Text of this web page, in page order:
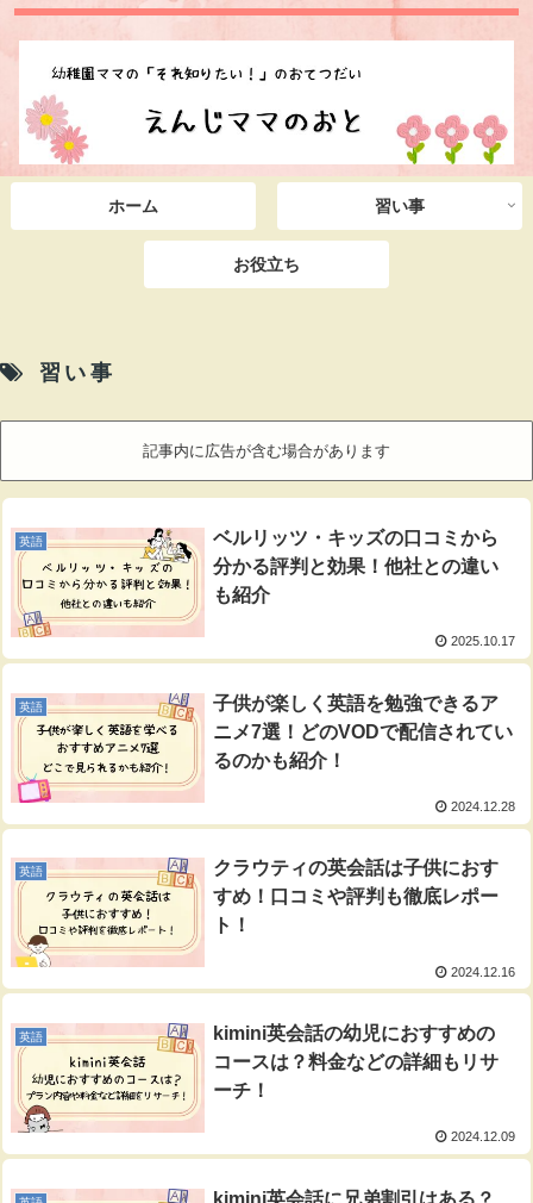
ホーム 習い事
お役立ち
習い事
記事内に広告が含む場合があります
英語
ベルリッツ・キッズの口コミから
分かる評判と効果！他社との違い
も紹介
2025.10.17
英語
子供が楽しく英語を勉強できるア
ニメ7選！どのVODで配信されてい
るのかも紹介！
2024.12.28
英語
クラウティの英会話は子供におす
すめ！口コミや評判も徹底レポー
ト！
2024.12.16
英語
kimini英会話の幼児におすすめの
コースは？料金などの詳細もリサ
ーチ！
2024.12.09
kimini英会話に兄弟割引はある？